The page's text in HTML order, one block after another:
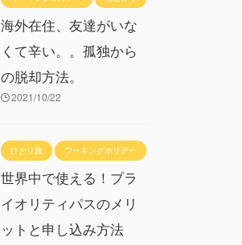
海外在住、友達がいな
くて辛い。。孤独から
の脱却方法。
2021/10/22
ひとり旅 ワーキングホリデー
世界中で使える！プラ
イオリティパスのメリ
ットと申し込み方法